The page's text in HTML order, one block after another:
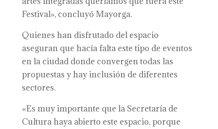
Festival», concluyó Mayorga.
Quienes han disfrutado del espacio
aseguran que hacía falta este tipo de eventos
en la ciudad donde convergen todas las
propuestas y hay inclusión de diferentes
sectores.
«Es muy importante que la Secretaría de
Cultura haya abierto este espacio, porque